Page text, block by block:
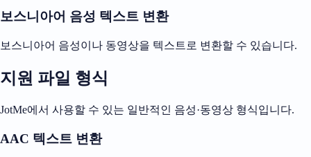
보스니아어 음성 텍스트 변환
보스니아어 음성이나 동영상을 텍스트로 변환할 수 있습니다.
지원 파일 형식
JotMe에서 사용할 수 있는 일반적인 음성·동영상 형식입니다.
AAC 텍스트 변환